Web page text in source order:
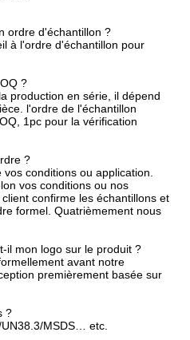
ordre d'échantillon ?
à l'ordre d'échantillon pour
?
production en série, il dépend
l'ordre de l'échantillon
1pc pour la vérification
?
conditions ou application.
vos conditions ou nos
confirme les échantillons et
formel. Quatrièmement nous
il mon logo sur le produit ?
avant notre
premièrement basée sur
?
MSDS… etc.